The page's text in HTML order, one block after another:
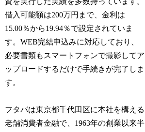
借入可能額は200万円まで、金利は
15.00％から19.94％で設定されていま
す。WEB完結申込みに対応しており、
必要書類もスマートフォンで撮影してア
ップロードするだけで手続きが完了しま
す。
フタバは東京都千代田区に本社を構える
老舗消費者金融で、1963年の創業以来半